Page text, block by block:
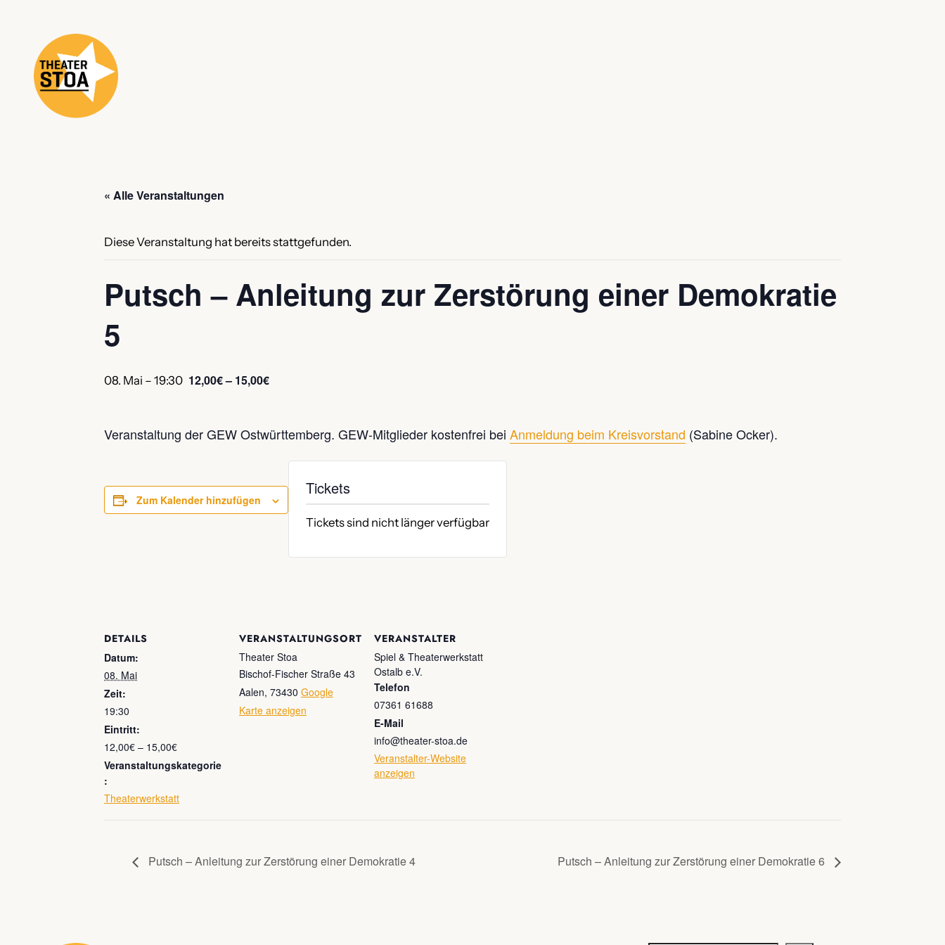
« Alle Veranstaltungen
Diese Veranstaltung hat bereits stattgefunden.
Putsch – Anleitung zur Zerstörung einer Demokratie
5
08. Mai – 19:30 12,00€ – 15,00€
Veranstaltung der GEW Ostwürttemberg. GEW-Mitglieder kostenfrei bei Anmeldung beim Kreisvorstand (Sabine Ocker).
Zum Kalender hinzufügen
DETAILS
Datum:
08. Mai
Zeit:
19:30
Eintritt:
12,00€ – 15,00€
Veranstaltungskategorie
:
Theaterwerkstatt
VERANSTALTUNGSORT
Theater Stoa
Bischof-Fischer Straße 43
Aalen, 73430 Google
Karte anzeigen
VERANSTALTER
Spiel & Theaterwerkstatt
Ostalb e.V.
Telefon
07361 61688
E-Mail
info@theater-stoa.de
Veranstalter-Website
anzeigen
Tickets
Tickets sind nicht länger verfügbar
Putsch – Anleitung zur Zerstörung einer Demokratie 4 Putsch – Anleitung zur Zerstörung einer Demokratie 6